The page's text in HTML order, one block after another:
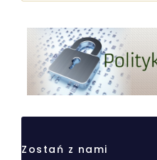
Zostań z nami